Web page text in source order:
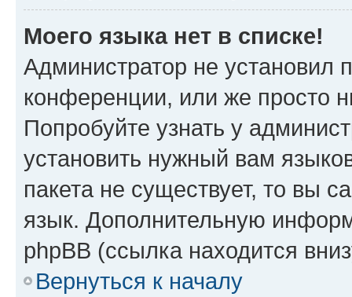
Моего языка нет в списке!
Администратор не установил
конференции, или же просто
Попробуйте узнать у
установить нужный вам
пакета не существует, то вы
язык. Дополнительную
phpBB (ссылка находится
Вернуться к началу